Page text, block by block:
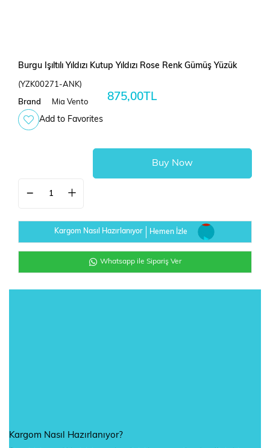
Burgu Işıltılı Yıldızı Kutup Yıldızı Rose Renk Gümüş Yüzük
(YZK00271-ANK)
Brand Mia Vento 875,00TL
Add to Favorites
Kargom Nasıl Hazırlanıyor Hemen İzle
Whatsapp ile Sipariş Ver
Kargom Nasıl Hazırlanıyor?